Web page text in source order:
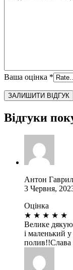
Ваша оцінка *
Відгуки
Антон
3 Червня,
Оцінка
★ ★ ★ ★ ★
Велике
і маленький
полив!!Слава